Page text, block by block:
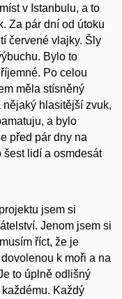
v Istanbulu, a to
Za pár dní od útoku
červené vlajky. Šly
Bylo to
Po celou
měla stísněný
hlasitější zvuk,
a bylo
před pár dny na
šest lidí a osmdesát
jsem si
Jenom jsem si
říct, že je
k moři a na
to úplně odlišný
Každý